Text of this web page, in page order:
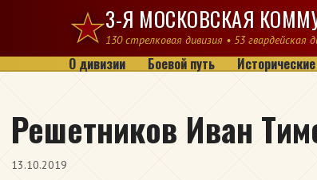
Перейти к содержимому3-Я МОСКОВСКАЯ
130 стрелковая дивизия • 53 гвардейская
О дивизии Боевой путь
Решетников Иван
13.10.2019